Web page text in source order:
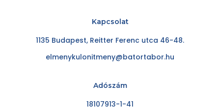
Kapcsolat
1135 Budapest, Reitter Ferenc utca 46-48.
elmenykulonitmeny@batortabor.hu
Adószám
18107913-1-41